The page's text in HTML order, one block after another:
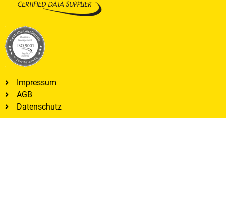
Impressum
AGB
Datenschutz